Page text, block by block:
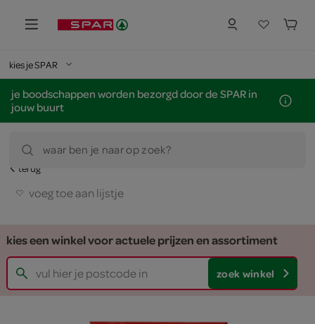
kies je SPAR
je boodschappen worden bezorgd door de SPAR in
jouw buurt
waar ben je naar op zoek?
terug
voeg toe aan lijstje
kies een winkel voor actuele prijzen en assortiment
zoek winkel